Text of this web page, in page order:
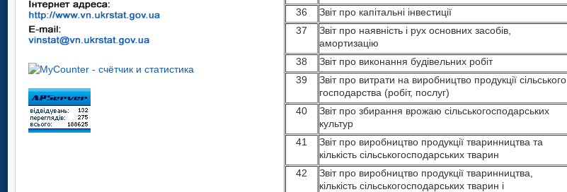
36 Звіт про капітальні інвестиції
37
Звіт про наявність і рух основних засобів,
амортизацію
38 Звіт про виконання будівельних робіт
39
Звіт про витрати на виробництво продукції сільського
господарства (робіт, послуг)
40
Звіт про збирання врожаю сільськогосподарських
культур
41
Звіт про виробництво продукції тваринництва та
кількість сільськогосподарських тварин
42
Звіт про виробництво продукції тваринництва,
кількість сільськогосподарських тварин і